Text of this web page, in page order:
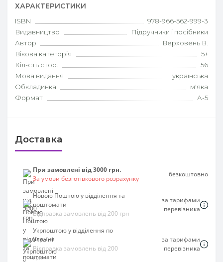
ХАРАКТЕРИСТИКИ
ISBN
978-966-562-999-3
Видавництво
Підручники і посібники
Автор
Верховень В.
Вікова категорія
5+
Кіл-сть стор.
56
Мова видання
українська
Обкладинка
м'яка
Формат
А-5
Доставка
При замовлені від 3000 грн.
За умови безготівкового розрахунку
безкоштовно
Новою Поштою у відділення та
поштомати
Відправка замовлень від 200 грн
за тарифами
перевізника
Укрпоштою у відділення по
Україні
Відправка замовлень від 200
грн
за тарифами
перевізника